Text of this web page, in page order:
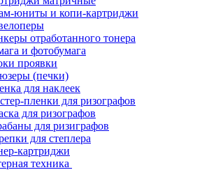
юниты и копи-картриджи
отработанного тонера
и фотобумага
проявки
(печки)
для наклеек
пленки для ризографов
для ризографов
для ризиграфов
для степлера
картриджи
техника